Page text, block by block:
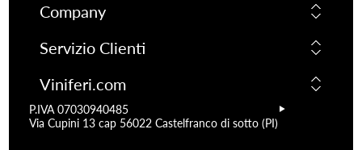
Company
Servizio Clienti
Viniferi.com
P.IVA 07030940485
Via Cupini 13 cap 56022 Castelfranco di sotto (PI)